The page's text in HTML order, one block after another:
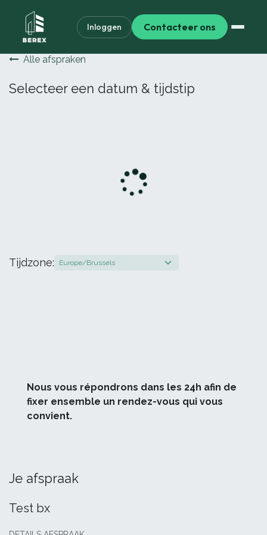
Inloggen Contacteer ons
Alle afspraken
Selecteer een datum & tijdstip
Tijdzone:
Nous vous répondrons dans les 24h afin de
fixer ensemble un rendez-vous qui vous
convient.
Je afspraak
Test bx